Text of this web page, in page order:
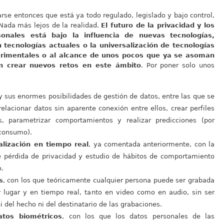
entonces que está ya todo regulado, legislado y bajo control,
más lejos de la realidad. El futuro de la privacidad y los
está bajo la influencia de nuevas tecnologías,
tecnologías actuales o la universalización de tecnologías
o al alcance de unos pocos que ya se asoman
crear nuevos retos en este ámbito. Por poner solo unos
sus enormes posibilidades de gestión de datos, entre las que se
datos sin aparente conexión entre ellos, crear perfiles
parametrizar comportamientos y realizar predicciones (por
en tiempo real , ya comentada anteriormente, con la
pérdida de privacidad y estudio de hábitos de comportamiento
, con los que teóricamente cualquier persona puede ser grabada
lugar y en tiempo real, tanto en video como en audio, sin ser
del hecho ni del destinatario de las grabaciones.
biométricos, con los que los datos personales de las